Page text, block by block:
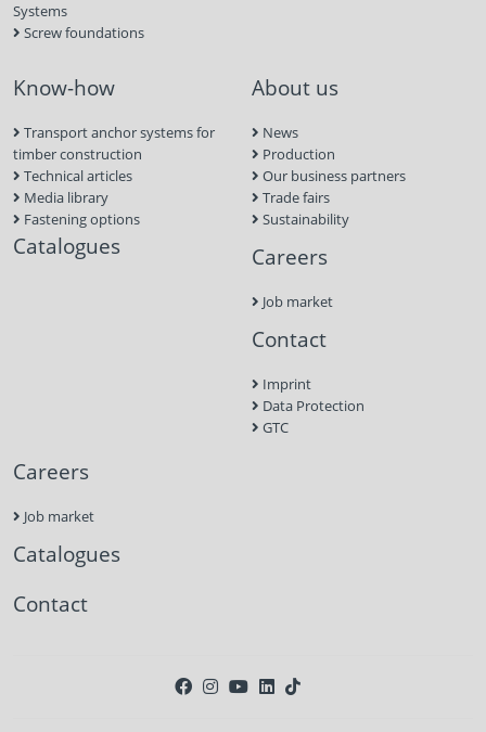
Systems
Screw foundations
Know-how
Transport anchor systems for
timber construction
Technical articles
Media library
Fastening options
Catalogues
About us
News
Production
Our business partners
Trade fairs
Sustainability
Careers
Job market
Contact
Imprint
Data Protection
GTC
Careers
Job market
Catalogues
Contact